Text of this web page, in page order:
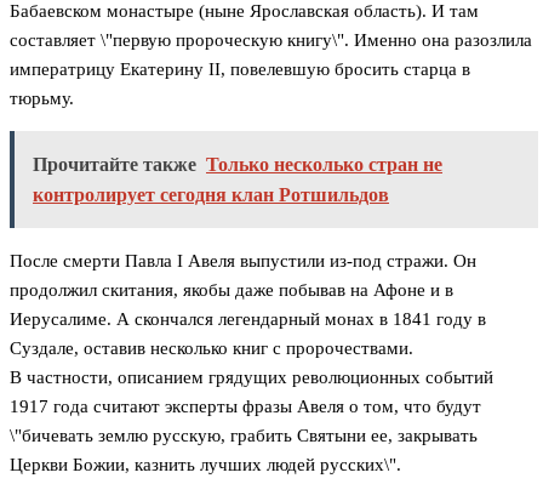
Бабаевском монастыре (ныне Ярославская область). И там
составляет \"первую пророческую книгу\". Именно она разозлила
императрицу Екатерину II, повелевшую бросить старца в
тюрьму.
Прочитайте также Только несколько стран не
контролирует сегодня клан Ротшильдов
После смерти Павла I Авеля выпустили из-под стражи. Он
продолжил скитания, якобы даже побывав на Афоне и в
Иерусалиме. А скончался легендарный монах в 1841 году в
Суздале, оставив несколько книг с пророчествами.
В частности, описанием грядущих революционных событий
1917 года считают эксперты фразы Авеля о том, что будут
\"бичевать землю русскую, грабить Святыни ее, закрывать
Церкви Божии, казнить лучших людей русских\".